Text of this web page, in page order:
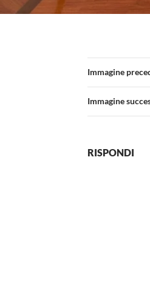
Immagine
Immagine
RISPONDI